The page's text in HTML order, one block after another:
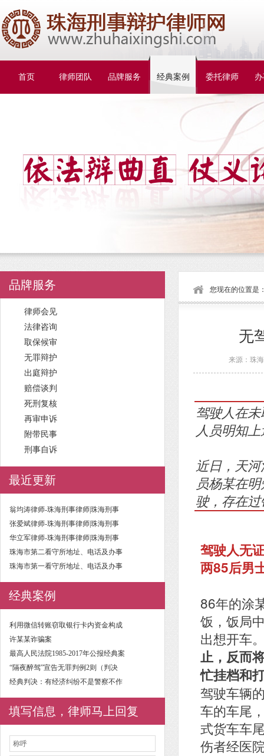
首页 律师团队 品牌服务 经典案例 委托律师
品牌服务
律师会见
法律咨询
取保候审
无罪辩护
出庭辩护
赔偿谈判
死刑复核
再审申诉
附带民事
刑事自诉
最近更新
翁均涛律师-珠海刑事律师|珠海刑事
张爱斌律师-珠海刑事律师|珠海刑事
华立军律师-珠海刑事律师|珠海刑事
珠海市第二看守所地址、电话及办事
珠海市第一看守所地址、电话及办事
经典案例
利用微信转账窃取银行卡内资金构成
许某某诈骗案
最高人民法院1985-2017年公报经典案
“隔夜醉驾”宣告无罪判例2则（判决
经典判决：有经济纠纷不是警察不作
填写信息，律师马上回复
您现在的位置是
无
来源：珠
驾驶人在
人员明知
近日，天
员杨某在
驶，存在
驾驶人无
两85后男
86年的涂
饭，饭局
出想开车
止，反而
忙挂档和
驾驶车辆
车的车尾
式货车车
伤者经医